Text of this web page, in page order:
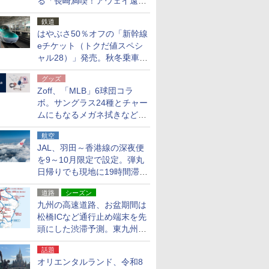
応援キャンペーン」
鉄道
はやぶさ50％オフの「新幹線
eチケット（トクだ値スペシ
ャル28）」発売。秋冬乗車
分、えきねっと限定
グッズ
Zoff、「MLB」6球団コラ
ボ。サングラス24種とチャー
ムにもなるメガネ拭きなど雑
貨24種
航空
JAL、羽田～香港線の深夜便
を9～10月限定で設定。弾丸
日帰りでも現地に19時間滞在
できる
道路 シーズン
九州の高速道路、お盆期間は
松橋ICなど通行止め端末を先
頭にした渋滞予測。東九州道
への迂回は料金調整を実施
話題
オリエンタルランド、令和8